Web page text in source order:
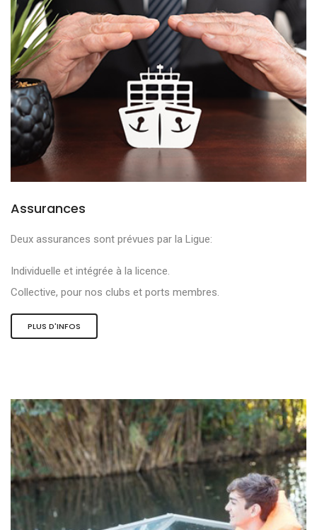
Assurances
Deux assurances sont prévues par la Ligue:
Individuelle et intégrée à la licence.
Collective, pour nos clubs et ports membres.
PLUS D'INFOS